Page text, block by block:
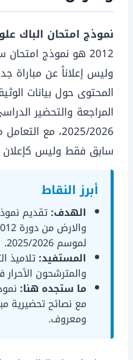
نموذج امتحان الباك
2012 هو نموذج
وليس إعلاناً عن مباراة
المحتوى حول بيانات
المراجعة والتحضير
سابق فقط وليس كإعلان
أبرز النقاط
الهدف:تقديم
لموسم 2025/2026.
المستفيد:تلاميذ
والمترشحون الأحرار
ما ستجده هنا:
مع نصائح تحضيرية
ومعروف.